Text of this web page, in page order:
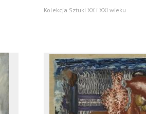
Kolekcja Sztuki XX i XXI wieku